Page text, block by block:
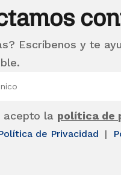
Escríbenos y te
acepto la política de
de Privacidad |